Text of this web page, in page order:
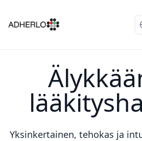
Yksinkertainen, tehokas ja